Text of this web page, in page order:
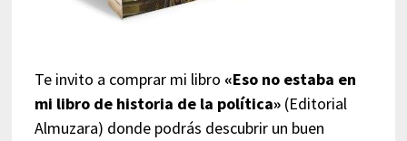
Te invito a comprar mi libro «Eso no estaba en
mi libro de historia de la política»(Editorial
Almuzara) donde podrás descubrir un buen